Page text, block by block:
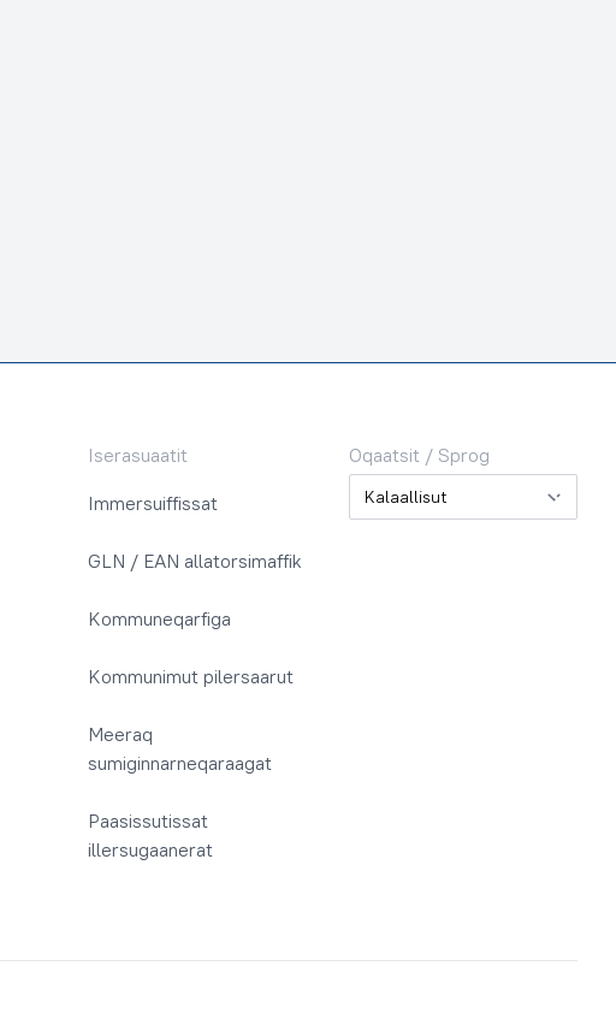
Iserasuaatit
Immersuiffissat
GLN / EAN allatorsimaffik
Kommuneqarfiga
Kommunimut pilersaarut
Meeraq
sumiginnarneqaraagat
Paasissutissat
illersugaanerat
Oqaatsit / Sprog
Oqaatsit / Sprog